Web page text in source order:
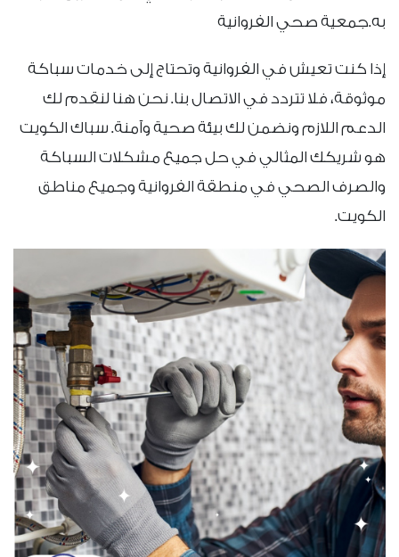
به.جمعية صحي الفروانية
إذا كنت تعيش في الفروانية وتحتاج إلى خدمات سباكة
موثوقة، فلا تتردد في الاتصال بنا. نحن هنا لنقدم لك
الدعم اللازم ونضمن لك بيئة صحية وآمنة. سباك الكويت
هو شريكك المثالي في حل جميع مشكلات السباكة
والصرف الصحي في منطقة الفروانية وجميع مناطق
الكويت.